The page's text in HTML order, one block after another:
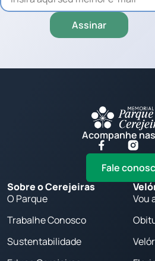
Acompanhe
Fale
Sobre o Cerejeiras
O Parque
Trabalhe Conosco
Sustentabilidade
Vou